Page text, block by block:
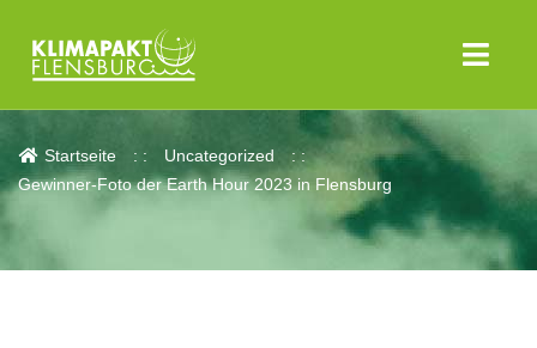
Aktuelles
Startseite
Uncategorized
Gewinner-Foto der Earth Hour 2023 in Flensburg